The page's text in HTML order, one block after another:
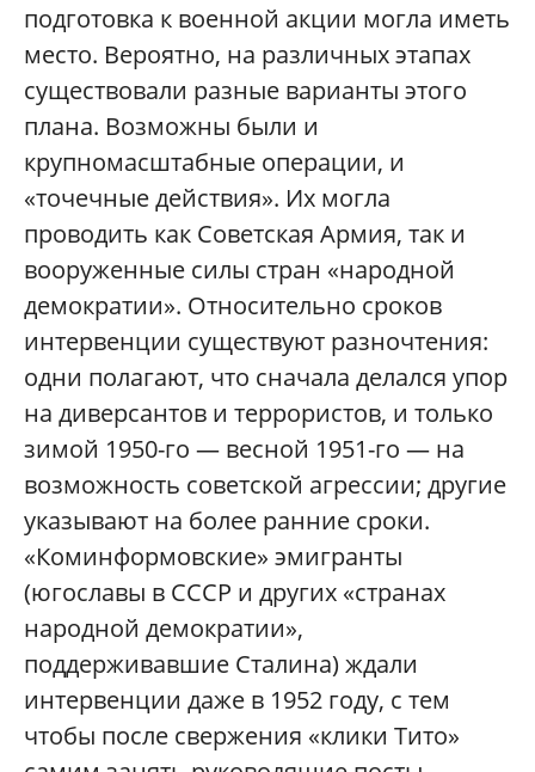
подготовка к военной акции могла иметь
место. Вероятно, на различных этапах
существовали разные варианты этого
плана. Возможны были и
крупномасштабные операции, и
«точечные действия». Их могла
проводить как Советская Армия, так и
вооруженные силы стран «народной
демократии». Относительно сроков
интервенции существуют разночтения:
одни полагают, что сначала делался упор
на диверсантов и террористов, и только
зимой 1950-го — весной 1951-го — на
возможность советской агрессии; другие
указывают на более ранние сроки.
«Коминформовские» эмигранты
(югославы в СССР и других «странах
народной демократии»,
поддерживавшие Сталина) ждали
интервенции даже в 1952 году, с тем
чтобы после свержения «клики Тито»